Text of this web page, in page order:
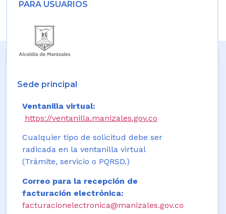
PARA USUARIOS
Sede principal
Ventanilla virtual:
https://ventanilla.manizales.gov.co
Cualquier tipo de solicitud debe ser
radicada en la ventanilla virtual
(Trámite, servicio o PQRSD.)
Correo para la recepción de
facturación electrónica:
facturacionelectronica@manizales.gov.co